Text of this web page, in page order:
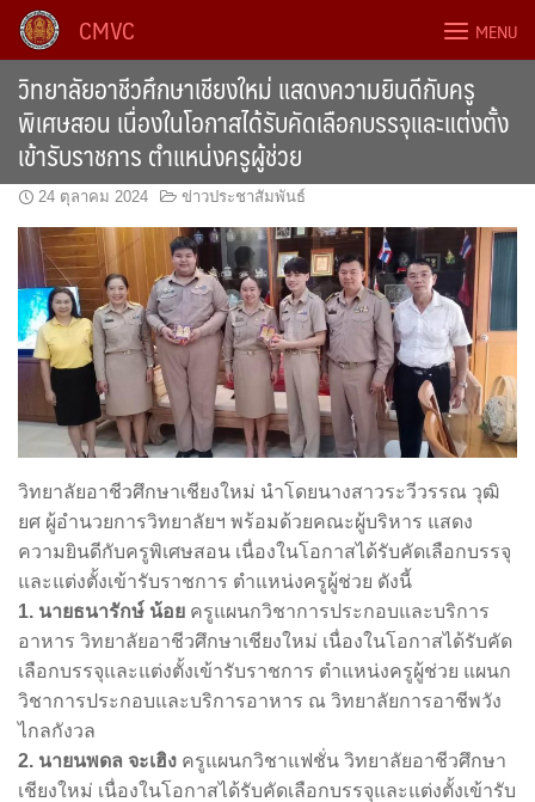
Skip
content
CMVC MENU
วิทยาลัยอาชีวศึกษาเชียงใหม่ แสดงความยินดีกับครู
พิเศษสอน เนื่องในโอกาสได้รับคัดเลือกบรรจุและแต่งตั้ง
เข้ารับราชการ ตำแหน่งครูผู้ช่วย
24 ตุลาคม 2024 ข่าวประชาสัมพันธ์
วิทยาลัยอาชีวศึกษาเชียงใหม่ นำโดยนางสาวระวีวรรณ วุฒิ
ยศ ผู้อำนวยการวิทยาลัยฯ พร้อมด้วยคณะผู้บริหาร แสดง
ความยินดีกับครูพิเศษสอน เนื่องในโอกาสได้รับคัดเลือกบรรจุ
และแต่งตั้งเข้ารับราชการ ตำแหน่งครูผู้ช่วย ดังนี้
1. นายธนารักษ์ น้อย ครูแผนกวิชาการประกอบและบริการ
อาหาร วิทยาลัยอาชีวศึกษาเชียงใหม่ เนื่องในโอกาสได้รับคัด
เลือกบรรจุและแต่งตั้งเข้ารับราชการ ตำแหน่งครูผู้ช่วย แผนก
วิชาการประกอบและบริการอาหาร ณ วิทยาลัยการอาชีพวัง
ไกลกังวล
2. นายนพดล จะเฮิง ครูแผนกวิชาแฟชั่น วิทยาลัยอาชีวศึกษา
เชียงใหม่ เนื่องในโอกาสได้รับคัดเลือกบรรจุและแต่งตั้งเข้ารับ